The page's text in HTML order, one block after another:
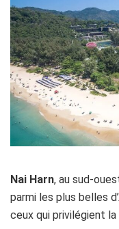
Nai Harn, au sud-
parmi les plus belles
ceux qui privilégient